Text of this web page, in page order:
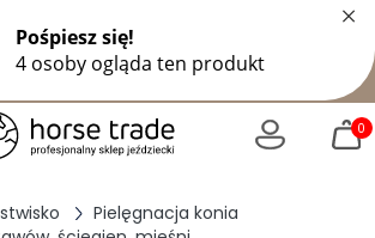
od149,99 zł
złpozostałe formy wysyłki
×
0
Pielęgnacja konia